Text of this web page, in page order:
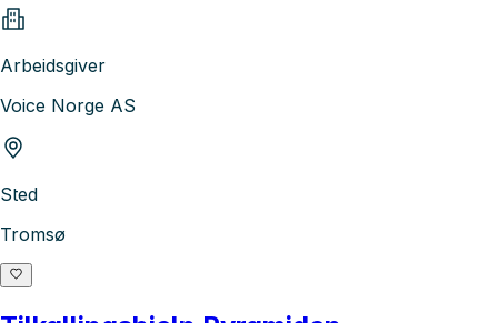
Arbeidsgiver
Voice Norge AS
Sted
Tromsø